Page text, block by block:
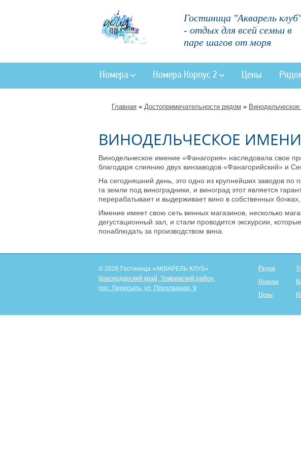
Гостиница "Акварель
- отдых для всей семьи в
паре шагов от моря
Номера Номера Корпус 2 Цены
Главная » Достопримечательности рядом »
ВИНОДЕЛЬЧЕСКОЕ
Винодельческое имение «Фанагория» наследовала свое
благодаря слиянию двух винзаводов «Фанагорийский» и
На сегодняшний день, это одно из крупнейших заводов по
га земли под виноградники, и виноград этот является
перерабатывает и выдерживает вино в собственных
Имение имеет свою сеть винных магазинов, несколько
дегустационный зал, и стали проводится экскурсии,
понаблюдать за производством вина.
© 2026 Гостиница «АКВАРЕЛЬ КЛУБ»
Краснодарский край, Темрюкский район,
пос. Пересыпь, ул. Прохладная, 9
Рядом
Номера
Цены